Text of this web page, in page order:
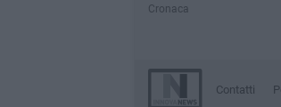
Cronaca
Contatti